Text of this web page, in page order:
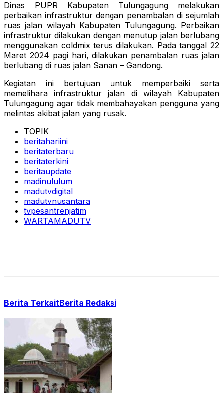
Dinas PUPR Kabupaten Tulungagung melakukan
perbaikan infrastruktur dengan penambalan di sejumlah
ruas jalan wilayah Kabupaten Tulungagung. Perbaikan
infrastruktur dilakukan dengan menutup jalan berlubang
menggunakan coldmix terus dilakukan. Pada tanggal 22
Maret 2024 pagi hari, dilakukan penambalan ruas jalan
berlubang di ruas jalan Sanan – Gandong.
Kegiatan ini bertujuan untuk memperbaiki serta
memelihara infrastruktur jalan di wilayah Kabupaten
Tulungagung agar tidak membahayakan pengguna yang
melintas akibat jalan yang rusak.
TOPIK
beritahariini
beritaterbaru
beritaterkini
beritaupdate
madinululum
madutvdigital
madutvnusantara
tvpesantrenjatim
WARTAMADUTV
Berita TerkaitBerita Redaksi